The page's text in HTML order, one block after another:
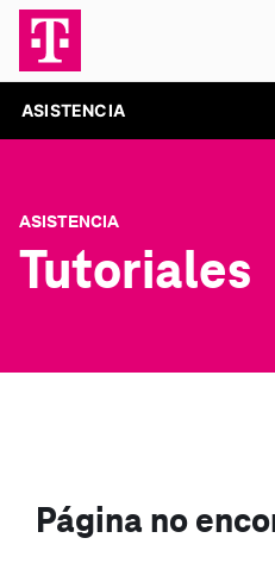
ASISTENCIA
ASISTENCIA
Tutoriales